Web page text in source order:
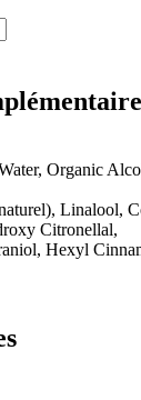
Organic
Linalool,
Citronellal,
Hexyl